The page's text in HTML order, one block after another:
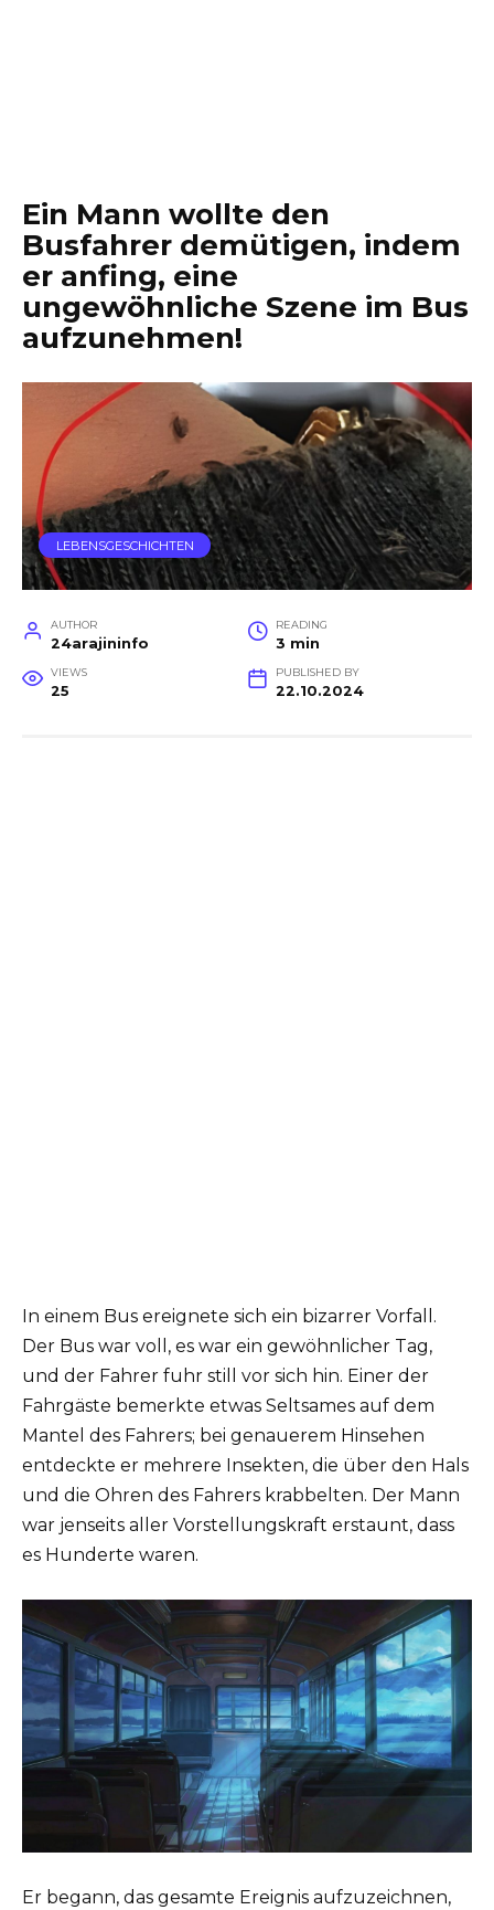
Ein Mann wollte den
Busfahrer demütigen, indem
er anfing, eine
ungewöhnliche Szene im Bus
aufzunehmen!
LEBENSGESCHICHTEN
AUTHOR
24arajininfo
READING
3 min
VIEWS
25
PUBLISHED BY
22.10.2024
In einem Bus ereignete sich ein bizarrer Vorfall.
Der Bus war voll, es war ein gewöhnlicher Tag,
und der Fahrer fuhr still vor sich hin. Einer der
Fahrgäste bemerkte etwas Seltsames auf dem
Mantel des Fahrers; bei genauerem Hinsehen
entdeckte er mehrere Insekten, die über den Hals
und die Ohren des Fahrers krabbelten. Der Mann
war jenseits aller Vorstellungskraft erstaunt, dass
es Hunderte waren.
Er begann, das gesamte Ereignis aufzuzeichnen,